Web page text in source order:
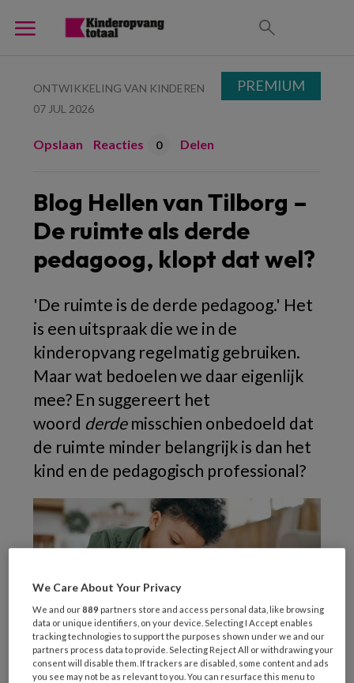
ONTWIKKELING VAN KINDEREN
07 JUL 2026
Opslaan Reacties 0 Delen
Blog Hellen van Tilborg –
De ruimte als derde
pedagoog, klopt dat wel?
'De ruimte is de derde pedagoog.' Het
is een uitspraak die we in de
kinderopvang regelmatig gebruiken.
Maar wat bedoelen we daar eigenlijk
mee? En suggereert het
woord derdemisschien onbedoeld dat
de ruimte minder belangrijk is dan het
kind en de pedagogisch professional?
PREMIUM
We Care About Your Privacy
We and our889 partners store and access personal data, like browsing
data or unique identifiers, on your device. Selecting I Accept enables
tracking technologies to support the purposes shown under we and our
partners process data to provide. Selecting Reject All or withdrawing your
consent will disable them. If trackers are disabled, some content and ads
you see may not be as relevant to you. You can resurface this menu to